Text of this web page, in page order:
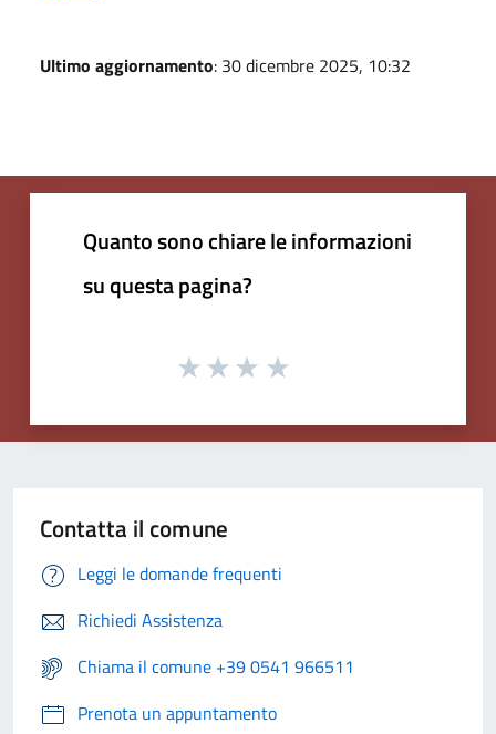
Ultimo aggiornamento: 30 dicembre 2025, 10:32
Quanto sono chiare le informazioni
su questa pagina?
Contatta il comune
Leggi le domande frequenti
Richiedi Assistenza
Chiama il comune +39 0541 966511
Prenota un appuntamento